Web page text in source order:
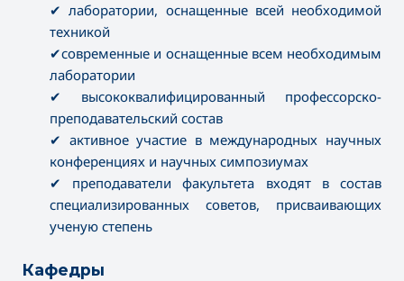
✔ лаборатории, оснащенные всей необходимой
техникой
✔современные и оснащенные всем необходимым
лаборатории
✔ высококвалифицированный профессорско-
преподавательский состав
✔ активное участие в международных научных
конференциях и научных симпозиумах
✔ преподаватели факультета входят в состав
специализированных советов, присваивающих
ученую степень
Кафедры